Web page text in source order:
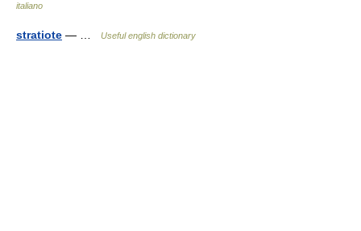
italiano
stratiote — … Useful english dictionary